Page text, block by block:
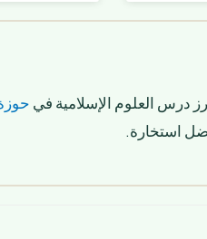
درس العلوم الإسلامية في
استخارة.